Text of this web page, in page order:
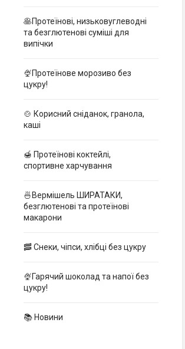
🥞Протеїнові, низьковуглеводні
та безглютенові суміші для
випічки
🍨Протеїнове морозиво без
цукру!
🍲 Корисний сніданок, гранола,
каші
🍯 Протеїнові коктейлі,
спортивне харчування
🍜Вермішель ШИРАТАКИ,
безглютенові та протеїнові
макарони
🥓 Снеки, чіпси, хлібці без цукру
🍨Гарячий шоколад та напої без
цукру!
📚 Новини